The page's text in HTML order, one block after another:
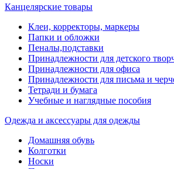
Канцелярские товары
Клеи, корректоры, маркеры
Папки и обложки
Пеналы,подставки
Принадлежности для детского
Принадлежности для офиса
Принадлежности для письма и
Тетради и бумага
Учебные и наглядные пособия
Одежда и аксессуары для одежды
Домашняя обувь
Колготки
Носки